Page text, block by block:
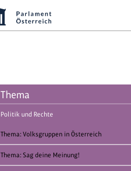
Thema
Politik und Rechte
Thema: Volksgruppen in Österreich
Thema: Sag deine Meinung!